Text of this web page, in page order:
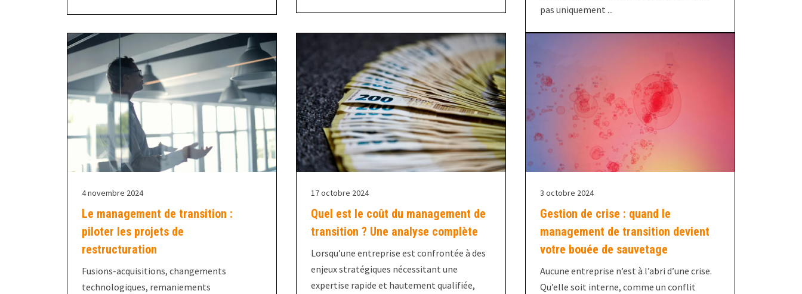
pas uniquement ...
4 novembre 2024
Le management de transition :
piloter les projets de
restructuration
Fusions-acquisitions, changements
technologiques, remaniements
17 octobre 2024
Quel est le coût du management de
transition ? Une analyse complète
Lorsqu’une entreprise est confrontée à des
enjeux stratégiques nécessitant une
expertise rapide et hautement qualifiée,
3 octobre 2024
Gestion de crise : quand le
management de transition devient
votre bouée de sauvetage
Aucune entreprise n’est à l’abri d’une crise.
Qu’elle soit interne, comme un conflit